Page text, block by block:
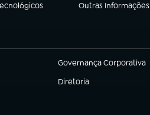
Outras Informações
(abre em nova aba)
Governança Corporativa
(abre em nova aba)
Diretoria
(abre em nova aba)